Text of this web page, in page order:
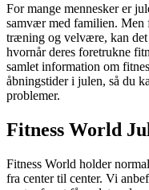
For mange mennesker er
samvær med familien. Men
træning og velvære, kan
hvornår deres foretrukne
samlet information om
åbningstider i julen, så du
problemer.
Fitness World
Fitness World holder
fra center til center. Vi